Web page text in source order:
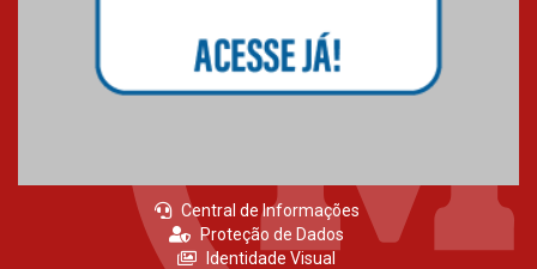
Central de Informações
Proteção de Dados
Identidade Visual